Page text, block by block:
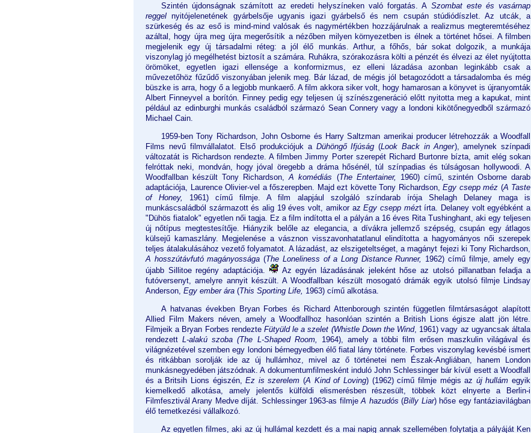
Szintén újdonságnak számított az eredeti helyszíneken való forgatás. A Szombat este és vasárnap
reggel nyitójelenetének gyárbelsője ugyanis igazi gyárbelső és nem csupán stúdiódíszlet. Az utcák, a
szürkeség és az eső is mind-mind valósak és nagymértékben hozzájárulnak a realizmus megteremtéséhez
azáltal, hogy újra meg újra megerősítik a nézőben milyen környezetben is élnek a történet hősei. A filmben
megjelenik egy új társadalmi réteg: a jól élő munkás. Arthur, a főhős, bár sokat dolgozik, a munkája
viszonylag jó megélhetést biztosít a számára. Ruhákra, szórakozásra költi a pénzét és élvezi az élet nyújtotta
örömöket, egyetlen igazi ellensége a konformizmus, ez elleni lázadása azonban leginkább csak a
művezetőhöz fűzűdő viszonyában jelenik meg. Bár lázad, de mégis jól betagozódott a társadalomba és még
büszke is arra, hogy ő a legjobb munkaerő. A film akkora siker volt, hogy hamarosan a könyvet is újranyomták
Albert Finneyvel a borítón. Finney pedig egy teljesen új színészgeneráció előtt nyitotta meg a kapukat, mint
például az edinburghi munkás családból származó Sean Connery vagy a londoni kikötőnegyedből származó
Michael Cain.
1959-ben Tony Richardson, John Osborne és Harry Saltzman amerikai producer létrehozzák a Woodfall
Films nevű filmvállalatot. Első produkciójuk a Dühöngő Ifjúság (Look Back in Anger), amelynek színpadi
változatát is Richardson rendezte. A filmben Jimmy Porter szerepét Richard Burtonre bízta, amit elég sokan
felróttak neki, mondván, hogy jóval öregebb a dráma hősénél, túl színpadias és túlságosan hollywoodi. A
Woodfallban készült Tony Richardson,A komédiás (The Entertainer, 1960) című, szintén Osborne darab
adaptációja, Laurence Olivier-vel a főszerepben. Majd ezt követte Tony Richardson, Egy csepp méz (A Taste
of Honey, 1961) című filmje. A film alapjául szolgáló színdarab írója Shelagh Delaney maga is
munkáscsaládból származott és alig 19 éves volt, amikor azEgy csepp mézt írta. Delaney volt egyébként a
"Dühös fiatalok" egyetlen női tagja. Ez a film indította el a pályán a 16 éves Rita Tushinghant, aki egy teljesen
új nőtípus megtestesítője. Hiányzik belőle az elegancia, a dívákra jellemző szépség, csupán egy átlagos
külsejű kamaszlány. Megjelenése a vásznon visszavonhatatlanul elindította a hagyományos női szerepek
teljes átalakulásához vezető folyamatot. A lázadást, az elszigeteltséget, a magányt fejezi ki Tony Richardson,
A hosszútávfutó magányossága (The Loneliness of a Long Distance Runner, 1962) című filmje, amely egy
újabb Sillitoe regény adaptációja.
Az egyén lázadásának jeleként hőse az utolsó pillanatban feladja a
futóversenyt, amelyre annyit készült. A Woodfallban készült mosogató drámák egyik utolsó filmje Lindsay
Anderson, Egy ember ára (This Sporting Life, 1963) című alkotása.
A hatvanas években Bryan Forbes és Richard Attenborough szintén független filmtársaságot alapított
Allied Film Makers néven, amely a Woodfallhoz hasonlóan szintén a British Lions égisze alatt jön létre.
Filmjeik a Bryan Forbes rendezte Fütyüld le a szelet (Whistle Down the Wind, 1961) vagy az ugyancsak általa
rendezettL-alakú szoba (The L-Shaped Room,
1964), amely a többi film erősen maszkulin világával és
világnézetével szemben egy londoni bérnegyedben élő fiatal lány története. Forbes viszonylag kevésbé ismert
és ritkábban sorolják ide az új hullámhoz, mivel az ő történetei nem Észak-Angliában, hanem London
munkásnegyedében játszódnak. A dokumentumfilmesként induló John Schlessinger bár kívül esett a Woodfall
és a Britsih Lions égiszén,Ez is szerelem (A Kind of Loving) (1962) című filmje mégis az új hullám egyik
kiemelkedő alkotása, amely jelentős külföldi elismerésben részesült, többek közt elnyerte a Berlin-i
Filmfesztivál Arany Medve díját. Schlessinger 1963-as filmjeA hazudós (Billy Liar) hőse egy fantáziavilágban
élő temetkezési vállalkozó.
Az egyetlen filmes, aki az új hullámal kezdett és a mai napig annak szellemében folytatja a pályáját Ken